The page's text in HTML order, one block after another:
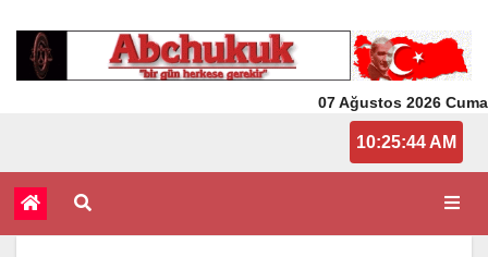
07 Ağustos 2026 Cuma
10:25:44 AM